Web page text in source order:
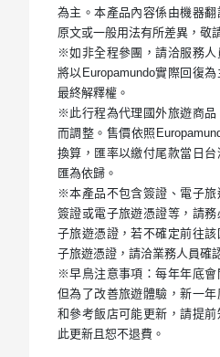
為主。本產品內容係由機器
原文或一般用法有所差異，敬
※如非全程參團，請洽服務
將以Europamundo實際回復
最終解釋權。
※此行程為代理國外旅遊商
而調整。售價依照
換算，匯率以繳付尾款當日
匯為依歸。
※本產品不包含簽證、電子
簽證或電子旅遊憑證等，請
子旅遊憑證，若不確定前往
子旅遊憑證，請洽業務人員確
※早鳥注意事項：每年年底會
但為了改善旅遊體驗，新一
和參考飯店可能更新，請提
此更新且恕不退費。